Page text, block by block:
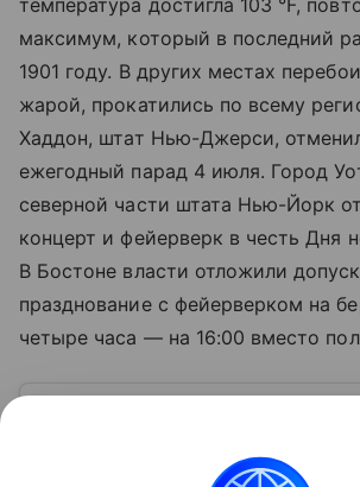
температура достигла 103 °F,
максимум, который в последний
1901 году. В других местах
жарой, прокатились по всему
Хаддон, штат Нью-Джерси,
ежегодный парад 4 июля. Город
северной части штата Нью-Йорк
концерт и фейерверк в честь Дня
В Бостоне власти отложили
празднование с фейерверком на
четыре часа — на 16:00 вместо